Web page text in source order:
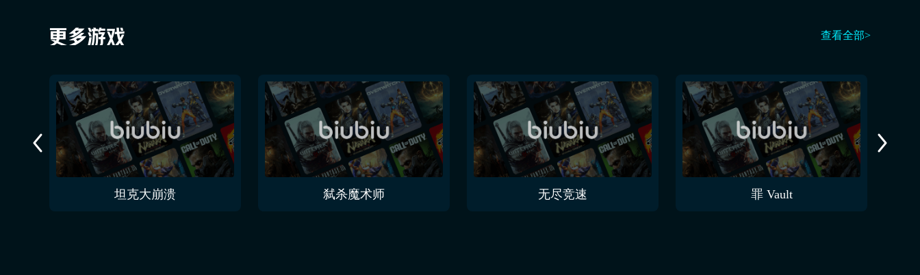
查看全部>
坦克大崩溃 弑杀魔术师 无尽竞速 罪 Vault